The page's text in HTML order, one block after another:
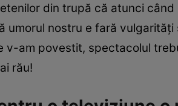
din trupă că atunci
umorul nostru e fară
v-am povestit, spectacolul
rău!